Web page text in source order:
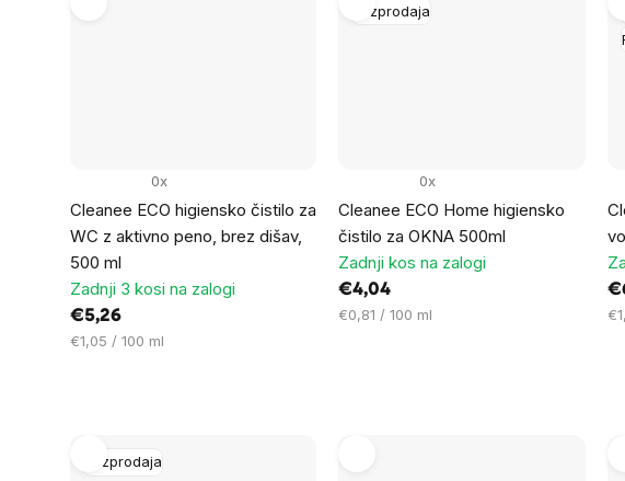
Cleanee ECO higiensko čistilo za
WC z aktivno peno, brez dišav,
500 ml
0x
Zadnji 3 kosi na zalogi
€5,26
Cena
€1,05 / 100 ml
Razprodaja
Cleanee ECO Home higiensko
čistilo za OKNA 500ml
0x
Zadnji kos na zalogi
€4,04
Cena
€0,81 / 100 ml
Razprodaja